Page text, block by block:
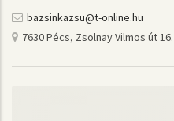
bazsinkazsu@t-online.hu
7630 Pécs, Zsolnay Vilmos út 16.